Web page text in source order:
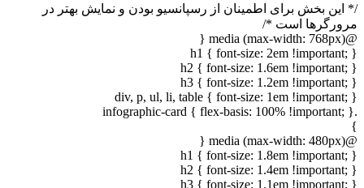
/* این بخش برای اطمینان از رسپانسیو بودن و نمایش بهتر در
مرورگرها است */
@media (max-width: 768px) {
h1 { font-size: 2em !important; }
h2 { font-size: 1.6em !important; }
h3 { font-size: 1.2em !important; }
div, p, ul, li, table { font-size: 1em !important; }
.infographic-card { flex-basis: 100% !important; }
}
@media (max-width: 480px) {
h1 { font-size: 1.8em !important; }
h2 { font-size: 1.4em !important; }
h3 { font-size: 1.1em !important; }